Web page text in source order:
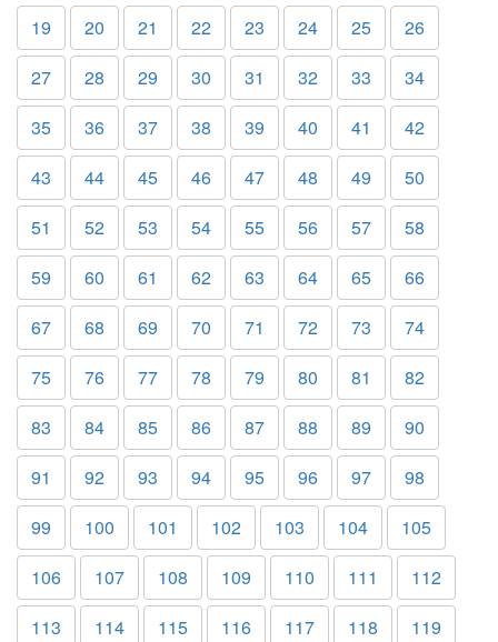
19
20 21 22 23 24 25
26
27
28 29 30 31 32 33
34
35
36 37 38 39 40 41
42
43
44 45 46 47 48 49
50
51
52 53 54 55 56 57
58
59
60 61 62 63 64 65
66
67
68 69 70 71 72 73
74
75
76 77 78 79 80 81
82
83
84 85 86 87 88 89
90
91
92 93 94 95 96 97
98
99
100 101 102 103 104
105
106
107 108 109 110 111
112
113
114 115 116 117 118
119